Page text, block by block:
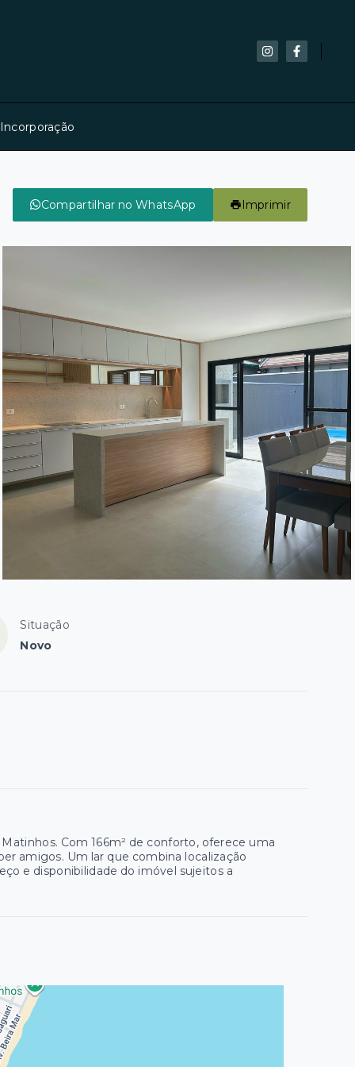
Compartilhar no WhatsApp Imprimir
Situação
Novo
Com 166m² de conforto, oferece uma
amigos. Um lar que combina localização
e disponibilidade do imóvel sujeitos a